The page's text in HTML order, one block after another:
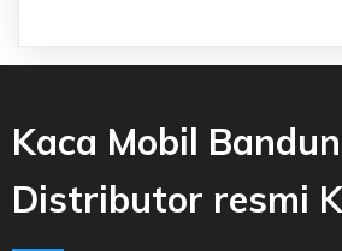
Kaca Mobil
Distributor resmi